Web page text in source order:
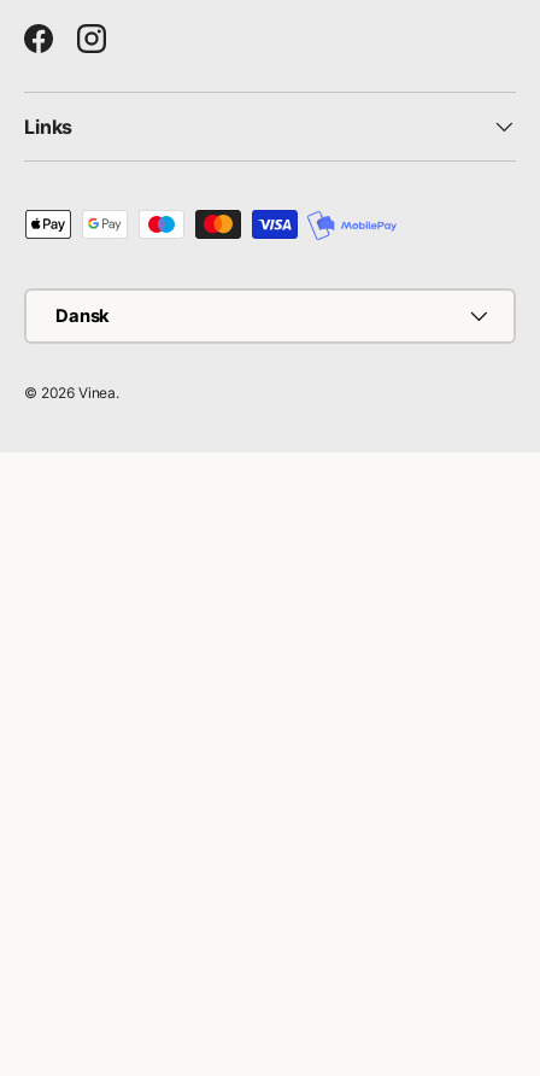
FacebookInstagram
Links
Betalingsmetoder
Dansk
© 2026 Vinea.